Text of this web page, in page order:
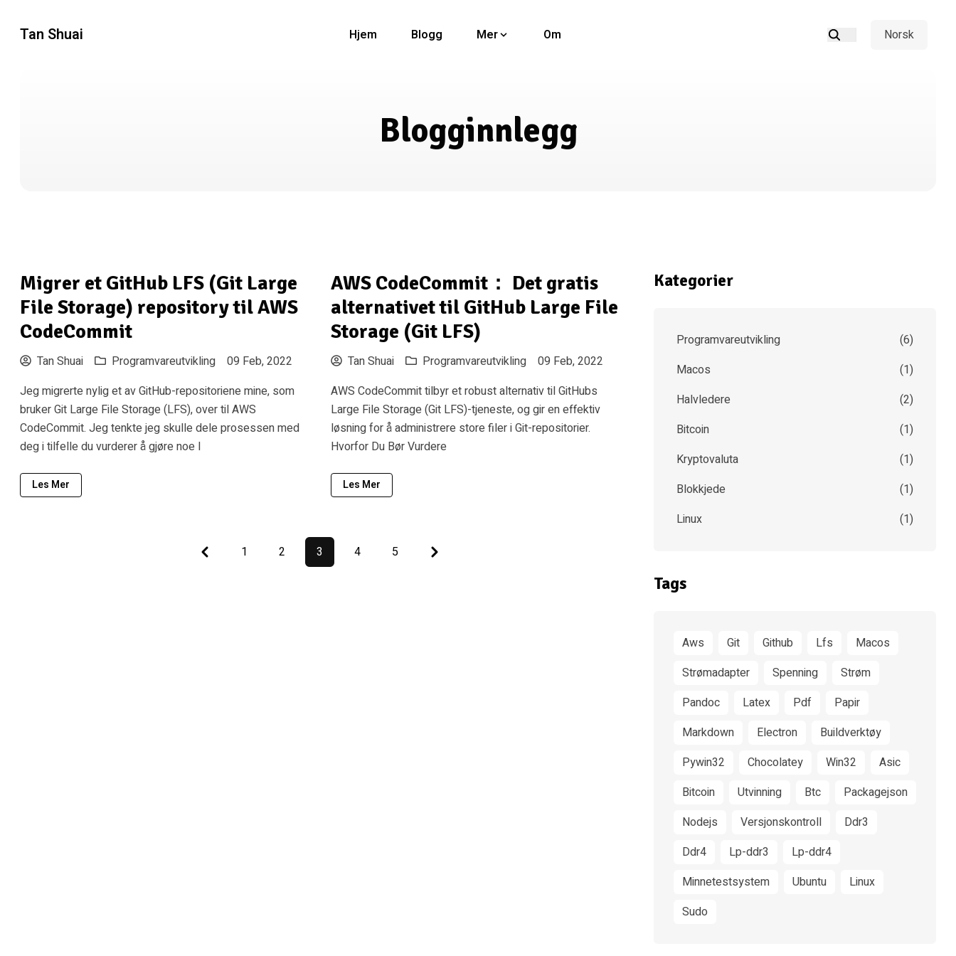
Tan Shuai Hjem Blogg Mer Om Norsk
Blogginnlegg
Migrer et GitHub LFS (Git Large
File Storage) repository til AWS
CodeCommit
Tan Shuai Programvareutvikling
09 Feb, 2022
Jeg migrerte nylig et av GitHub-repositoriene mine, som
bruker Git Large File Storage (LFS), over til AWS
CodeCommit. Jeg tenkte jeg skulle dele prosessen med
deg i tilfelle du vurderer å gjøre noe l
Les Mer
AWS CodeCommit： Det gratis
alternativet til GitHub Large File
Storage (Git LFS)
Tan Shuai Programvareutvikling
09 Feb, 2022
AWS CodeCommit tilbyr et robust alternativ til GitHubs
Large File Storage (Git LFS)-tjeneste, og gir en effektiv
løsning for å administrere store filer i Git-repositorier.
Hvorfor Du Bør Vurdere
Les Mer
Previous 1 2 3 4 5 Next
Kategorier
Programvareutvikling (6)
Macos
(1)
Halvledere
(2)
Bitcoin
(1)
Kryptovaluta
(1)
Blokkjede
(1)
Linux
(1)
Tags
Aws Git Github Lfs
Macos
Strømadapter
Spenning
Strøm
Pandoc
Latex Pdf
Papir
Markdown
Electron
Buildverktøy
Pywin32
Chocolatey Win32
Asic
Bitcoin
Utvinning Btc
Packagejson
Nodejs
Versjonskontroll
Ddr3
Ddr4
Lp-ddr3
Lp-ddr4
Minnetestsystem
Ubuntu
Linux
Sudo